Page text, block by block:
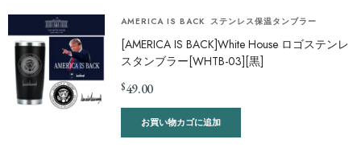
AMERICA IS BACK ステンレス保温タンブラー
[AMERICA IS BACK]White House ロゴステンレ
スタンブラー[WHTB-03][黒]
$49.00
お買い物カゴに追加